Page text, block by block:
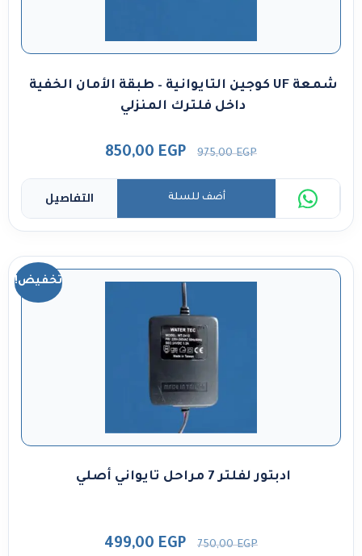
شمعة UF كوجين التايوانية – طبقة الأمان الخفية
داخل فلترك المنزلي
975,00EGP
850,00 EGP
التفاصيل أضف للسلة
تخفيض!
ادبتور لفلتر 7 مراحل تايواني أصلي
750,00EGP
499,00 EGP